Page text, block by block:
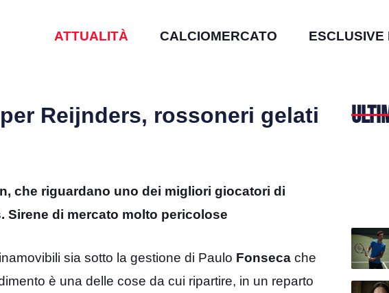
ATTUALITÀ CALCIOMERCATO ESCLUSIVE
Reijnders, rossoneri gelati
che riguardano uno dei migliori giocatori di
Sirene di mercato molto pericolose
sia sotto la gestione di Paulo Fonseca che
è una delle cose da cui ripartire, in un reparto